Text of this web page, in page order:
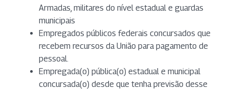
Armadas, militares do nível estadual e guardas
municipais
Empregados públicos federais concursados que
recebem recursos da União para pagamento de
pessoal.
Empregada(o) pública(o) estadual e municipal
concursada(o) desde que tenha previsão desse